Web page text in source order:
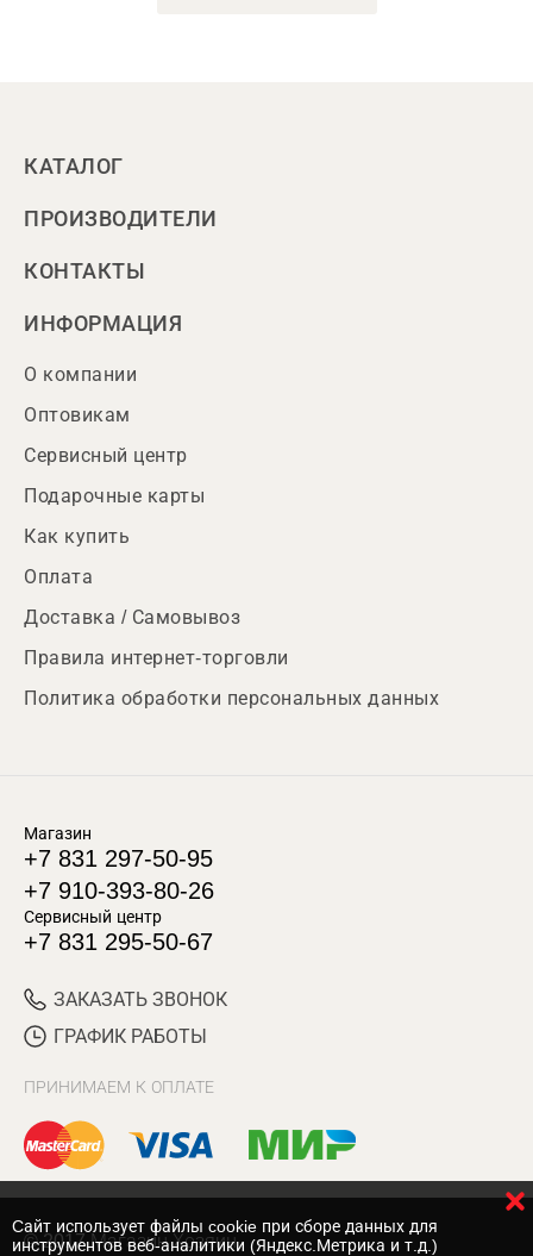
КАТАЛОГ
ПРОИЗВОДИТЕЛИ
КОНТАКТЫ
ИНФОРМАЦИЯ
О компании
Оптовикам
Сервисный центр
Подарочные карты
Как купить
Оплата
Доставка / Самовывоз
Правила интернет-торговли
Политика обработки персональных данных
Магазин
+7 831 297-50-95
+7 910-393-80-26
Сервисный центр
+7 831 295-50-67
ЗАКАЗАТЬ ЗВОНОК
ГРАФИК РАБОТЫ
ПРИНИМАЕМ К ОПЛАТЕ
© 2017 Магазин Хозяин
Cайт использует файлы cookie при сборе данных для
инструментов веб-аналитики (Яндекс.Метрика и т.д.)